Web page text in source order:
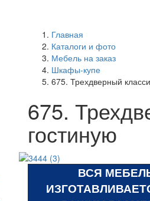
Главная
Каталоги и фото
Мебель на заказ
Шкафы-купе
675. Трехдверный
675.
гостиную
ВСЯ